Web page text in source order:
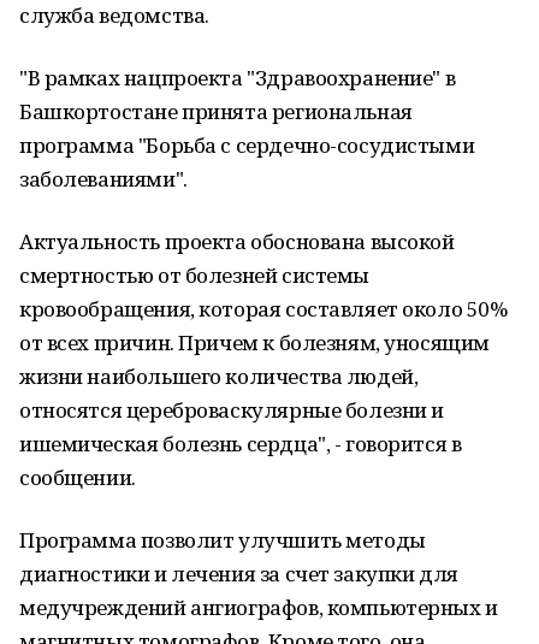
служба ведомства.
"В рамках нацпроекта "Здравоохранение" в
Башкортостане принята региональная
программа "Борьба с сердечно-сосудистыми
заболеваниями".
Актуальность проекта обоснована высокой
смертностью от болезней системы
кровообращения, которая составляет около 50%
от всех причин. Причем к болезням, уносящим
жизни наибольшего количества людей,
относятся цереброваскулярные болезни и
ишемическая болезнь сердца", - говорится в
сообщении.
Программа позволит улучшить методы
диагностики и лечения за счет закупки для
медучреждений ангиографов, компьютерных и